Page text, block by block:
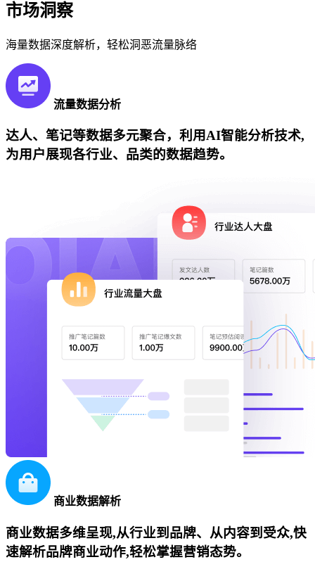
市场洞察
海量数据深度解析，轻松洞恶流量脉络
流量数据分析
达人、笔记等数据多元聚合，利用AI智能分析技术,
为用户展现各行业、品类的数据趋势。
商业数据解析
商业数据多维呈现,从行业到品牌、从内容到受众,快
速解析品牌商业动作,轻松掌握营销态势。